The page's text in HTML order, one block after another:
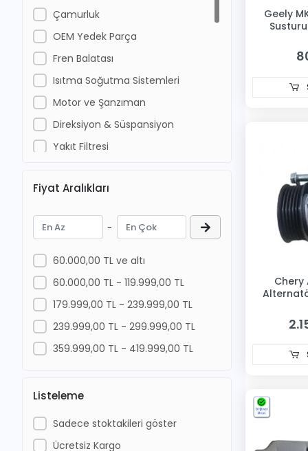
Diğer
Emgrand
Geely
GEELY CK
GROS
GSP
GVA
ITAQI
İthal
MAXTEL
Çamurluk
OEM Yedek Parça
Fren Balatası
Isıtma Soğutma Sistemleri
Motor ve Şanzıman
Direksiyon & Süspansiyon
Yakıt Filtresi
Fren Diski
Arka Stop Lambası
Oto Anahtarlık
Filtre Setleri
Tampon
Sis Farı
Xenon Far
Tahrik Kayışları & Kitler
Fren Ekipmanları
Fiyat Aralıkları
-
60.000,00 TL ve altı
60.000,00 TL - 119.999,00 TL
179.999,00 TL - 239.999,00 TL
239.999,00 TL - 299.999,00 TL
359.999,00 TL - 419.999,00 TL
Listeleme
Sadece stoktakileri göster
Ücretsiz Kargo
Geely
Chery